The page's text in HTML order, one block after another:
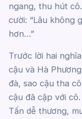
ngang, thu hút
cười: “Lâu không
hơn…”
Trước lời hai
cậu và Hà
đà, sao cậu tha
cậu đã cặp với
Tấn dễ thương,